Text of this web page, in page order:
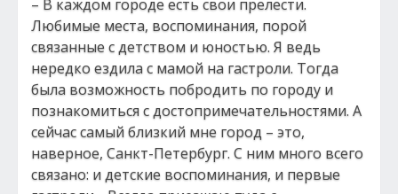
– В каждом городе есть свои прелести.
Любимые места, воспоминания, порой
связанные с детством и юностью. Я ведь
нередко ездила с мамой на гастроли. Тогда
была возможность побродить по городу и
познакомиться с достопримечательностями. А
сейчас самый близкий мне город – это,
наверное, Санкт-Петербург. С ним много всего
связано: и детские воспоминания, и первые